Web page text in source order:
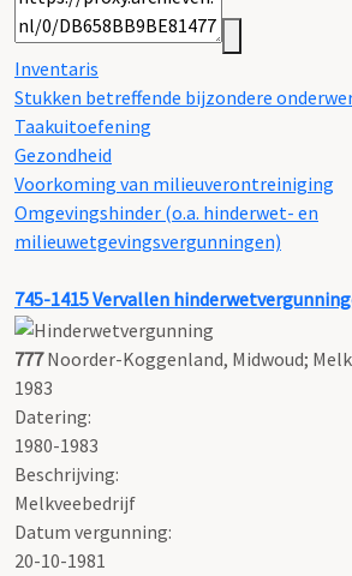
Inventaris
Stukken betreffende bijzondere
Taakuitoefening
Gezondheid
Voorkoming van milieuverontreiniging
Omgevingshinder (o.a. hinderwet- en
milieuwetgevingsvergunningen)
745-1415Vervallen
777Noorder-Koggenland, Midwoud;
1983
Datering:
1980-1983
Beschrijving:
Melkveebedrijf
Datum vergunning:
20-10-1981